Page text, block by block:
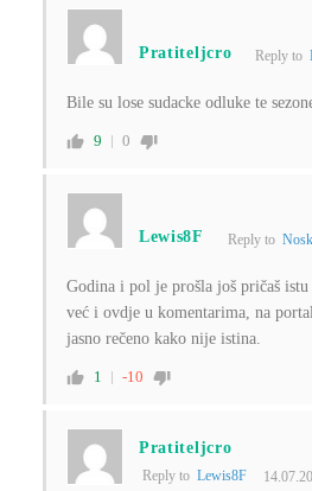
Pratiteljcro Reply to
Bile su lose sudacke odluke te
9 0
Lewis8F Reply to
Godina i pol je prošla još pričaš
već i ovdje u komentarima, na
jasno rečeno kako nije istina.
1 -10
Pratiteljcro
Reply to Lewis8F